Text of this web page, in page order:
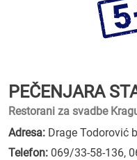
PEČENJARA
Restorani za svadbe
Adresa: Drage Todorović
Telefon: 069/33-58-136,